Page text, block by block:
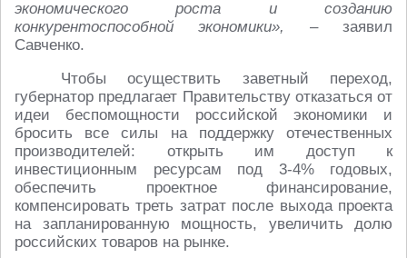
экономического роста и созданию
конкурентоспособной экономики»,
– заявил
Савченко.
Чтобы осуществить заветный переход,
губернатор предлагает Правительству отказаться от
идеи беспомощности российской экономики и
бросить все силы на поддержку отечественных
производителей: открыть им доступ к
инвестиционным ресурсам под 3-4% годовых,
обеспечить проектное финансирование,
компенсировать треть затрат после выхода проекта
на запланированную мощность, увеличить долю
российских товаров на рынке.